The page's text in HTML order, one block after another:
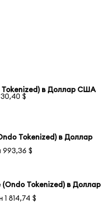
Tokenized) в Доллар США
$
Tokenized) в Доллар
993,36 $
(Ondo Tokenized) в Доллар
1 814,74 $